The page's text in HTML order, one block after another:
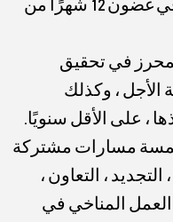
قدِّم خطة عمل مناخية في غضون 12 شهرًا من
في تحقيق
الأجل ، وكذلك
، على الأقل سنويًا.
مسارات مشتركة
، التعاون ،
المناخي في